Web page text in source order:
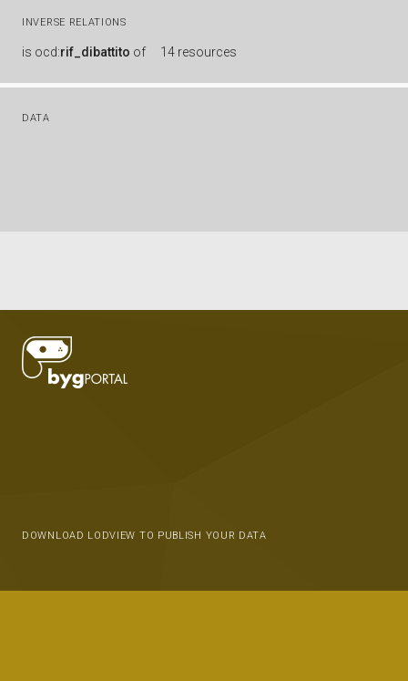
INVERSE RELATIONS
is ocd:rif_dibattito of 14 resources
DATA
DOWNLOAD LODVIEW TO PUBLISH YOUR DATA